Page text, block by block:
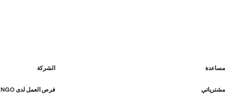
مساعدة الشركة
مشترياتي فرص العمل لدى MANGO